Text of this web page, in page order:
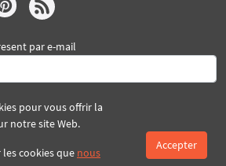
pour vous offrir la
notre site Web.
cookies que nous
Accepter
par e-mail
S'abonner
Créé par 2026 Royal-Present.com ©